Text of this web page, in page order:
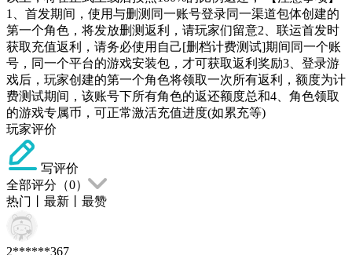
1、首发期间，使用与删测同一账号登录同一渠道包体创建的
第一个角色，将发放删测返利，请玩家们留意2、联运首发时
获取充值返利，请务必使用自己[删档计费测试]期间同一个账
号，同一个平台的游戏安装包，才可获取返利奖励3、登录游
戏后，玩家创建的第一个角色将领取一次所有返利，额度为计
费测试期间，该账号下所有角色的返还额度总和4、角色领取
的游戏专属币，可正常激活充值进度(如累充等)
玩家评价
写评价
全部评分（0）
热门
最新 最赞
2******367